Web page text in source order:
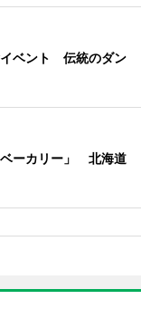
イベント 伝統のダン
ベーカリー」 北海道